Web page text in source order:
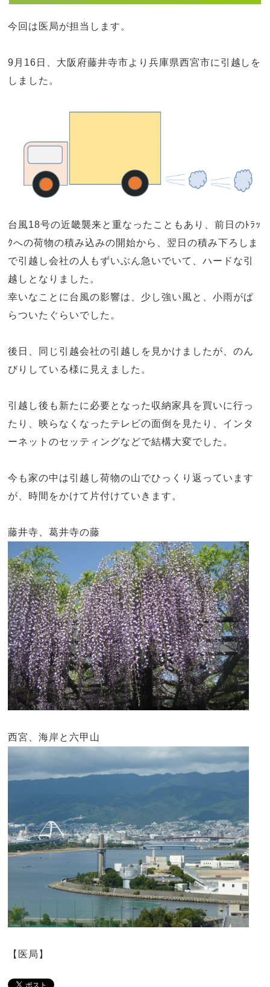
今回は医局が担当します。
9月16日、大阪府藤井寺市より兵庫県西宮市に引越しを
しました。
台風18号の近畿襲来と重なったこともあり、前日のﾄﾗｯ
ｸへの荷物の積み込みの開始から、翌日の積み下ろしま
で引越し会社の人もずいぶん急いでいて、ハードな引
越しとなりました。
幸いなことに台風の影響は、少し強い風と、小雨がぱ
らついたぐらいでした。
後日、同じ引越会社の引越しを見かけましたが、のん
びりしている様に見えました。
引越し後も新たに必要となった収納家具を買いに行っ
たり、映らなくなったテレビの面倒を見たり、インタ
ーネットのセッティングなどで結構大変でした。
今も家の中は引越し荷物の山でひっくり返っています
が、時間をかけて片付けていきます。
藤井寺、葛井寺の藤
西宮、海岸と六甲山
【医局】